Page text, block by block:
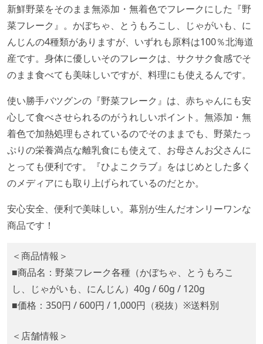
新鮮野菜をそのまま無添加・無着色でフレークにした『野
菜フレーク』。かぼちゃ、とうもろこし、じゃがいも、に
んじんの4種類がありますが、いずれも原料は100％北海道
産です。身体に優しいそのフレークは、サクサク食感でそ
のまま食べても美味しいですが、料理にも使えるんです。
使い勝手バツグンの『野菜フレーク』は、赤ちゃんにも安
心して食べさせられるのがうれしいポイント。無添加・無
着色で加熱処理もされているのでそのままでも、野菜たっ
ぷりの栄養満点な離乳食にも使えて、お母さんお父さんに
とっても便利です。『ひよこクラブ』をはじめとした多く
のメディアにも取り上げられているのだとか。
安心安全、便利で美味しい。幕別が生んだオンリーワンな
商品です！
＜商品情報＞
■商品名：野菜フレーク各種（かぼちゃ、とうもろこ
し、じゃがいも、にんじん）40g / 60g / 120g
■価格：350円 / 600円 / 1,000円（税抜）※送料別
＜店舗情報＞